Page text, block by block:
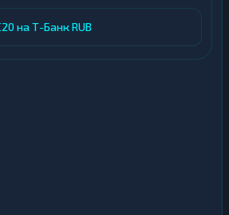
на Т-Банк RUB